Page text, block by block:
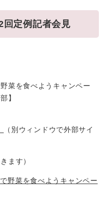
回定例記者会見
菜を食べようキャンペー
】
（別ウィンドウで外部サイ
ます）
野菜を食べようキャンペー